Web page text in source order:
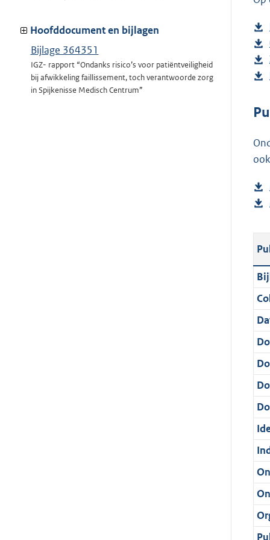
Hoofddocument en bijlagen
Bijlage 364351
IGZ- rapport “Ondanks risico’s voor patiëntveiligheid
bij afwikkeling faillissement, toch verantwoorde zorg
in Spijkenisse Medisch Centrum”